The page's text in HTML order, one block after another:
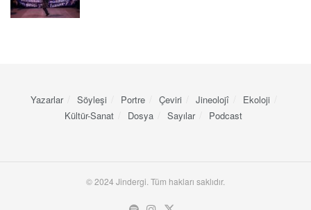
Yazarlar Söyleşi Portre Çeviri Jineolojî
Ekoloji
Kültür-Sanat
Dosya Sayılar Podcast
© 2024 Jindergi. Tüm hakları saklıdır.